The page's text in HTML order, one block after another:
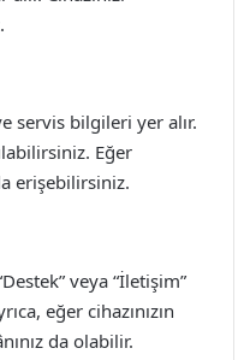
servis bilgileri yer alır.
Eğer
erişebilirsiniz.
veya “İletişim”
eğer cihazınızın
da olabilir.